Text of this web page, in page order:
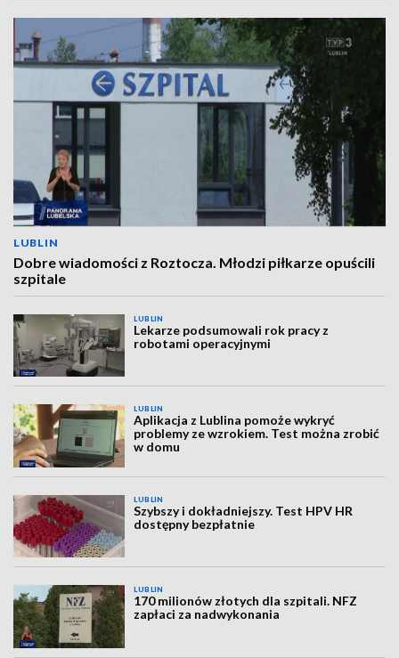
LUBLIN
Dobre wiadomości z Roztocza. Młodzi piłkarze opuścili
szpitale
LUBLIN
Lekarze podsumowali rok pracy z
robotami operacyjnymi
LUBLIN
Aplikacja z Lublina pomoże wykryć
problemy ze wzrokiem. Test można zrobić
w domu
LUBLIN
Szybszy i dokładniejszy. Test HPV HR
dostępny bezpłatnie
LUBLIN
170 milionów złotych dla szpitali. NFZ
zapłaci za nadwykonania